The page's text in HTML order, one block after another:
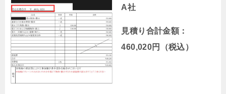
A社
見積り合計金額：
460,020円（税込）